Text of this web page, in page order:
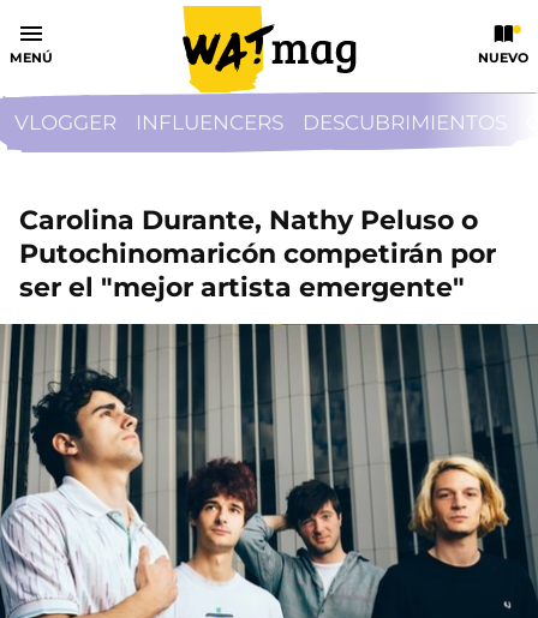
MENÚ NUEVO
VLOGGER INFLUENCERS DESCUBRIMIENTOS
Carolina Durante, Nathy Peluso o
Putochinomaricón competirán por
ser el "mejor artista emergente"